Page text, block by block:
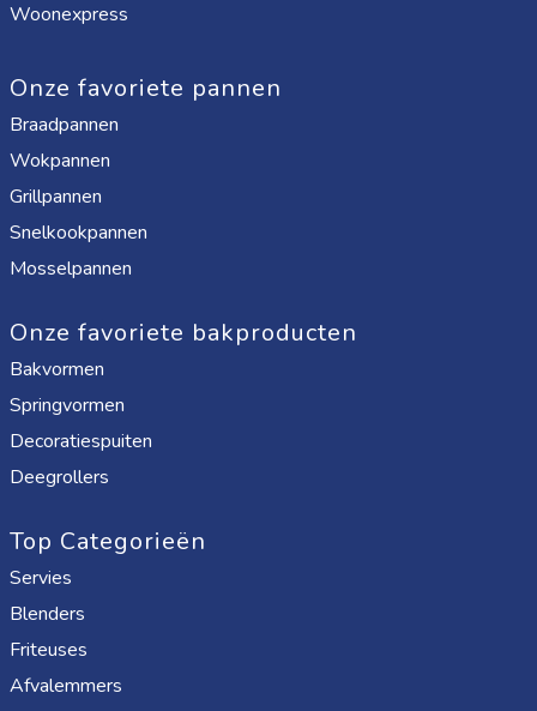
Woonexpress
Onze favoriete pannen
Braadpannen
Wokpannen
Grillpannen
Snelkookpannen
Mosselpannen
Onze favoriete bakproducten
Bakvormen
Springvormen
Decoratiespuiten
Deegrollers
Top Categorieën
Servies
Blenders
Friteuses
Afvalemmers